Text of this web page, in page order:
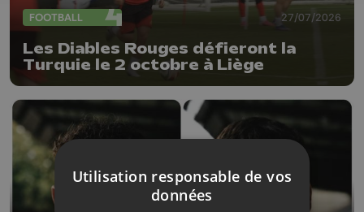
FOOTBALL 27/07/2026
Les Diables Rouges défieront la
Turquie le 2 octobre à Liège
Utilisation responsable de vos
données